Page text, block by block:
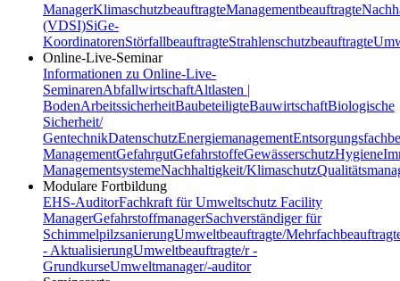
ManagerKlimaschutzbeauftragteManagementbeauftragte
(VDSI)SiGe-
KoordinatorenStörfallbeauftragteStrahlenschutzbeauftragte
Online-Live-Seminar
Informationen zu Online-Live-
SeminarenAbfallwirtschaftAltlasten |
BodenArbeitssicherheitBaubeteiligteBauwirtschaftBiologische
Sicherheit/
GentechnikDatenschutzEnergiemanagement
ManagementGefahrgutGefahrstoffeGewässerschutzHygiene
ManagementsystemeNachhaltigkeit/Klimaschutz
Modulare Fortbildung
EHS-AuditorFachkraft für Umweltschutz Facility
ManagerGefahrstoffmanagerSachverständiger für
SchimmelpilzsanierungUmweltbeauftragte/
- AktualisierungUmweltbeauftragte/r -
GrundkurseUmweltmanager/-auditor